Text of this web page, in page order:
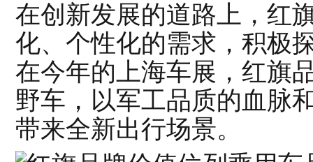
在创新发展的道路上，红
化、个性化的需求，积极
在今年的上海车展，红旗
野车，以军工品质的血脉
带来全新出行场景。